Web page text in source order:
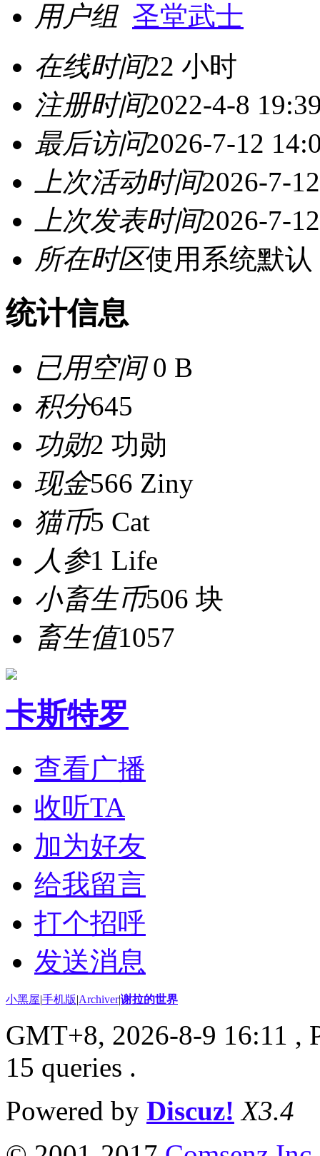
用户组 圣堂武士
在线时间22 小时
注册时间2022-4-8
最后访问2026-7-12
上次活动时间2026-7-
上次发表时间2026-7-
所在时区使用系统默认
统计信息
已用空间0 B
积分645
功勋2 功勋
现金566 Ziny
猫币5 Cat
人参1 Life
小畜生币506 块
畜生值1057
卡斯特罗
查看广播
收听TA
加为好友
给我留言
打个招呼
发送消息
小黑屋|手机版|Archiver|谢拉的世界
GMT+8, 2026-8-9 16:11 ,
15 queries .
Powered by Discuz! X3.4